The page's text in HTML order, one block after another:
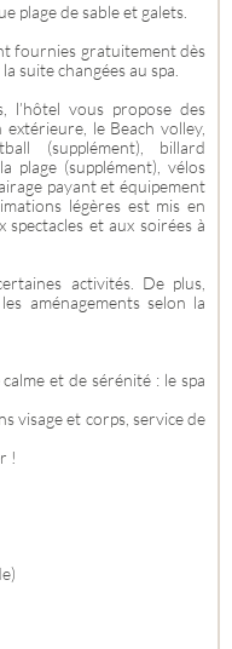
plage de sable et galets.
fournies gratuitement dès
suite changées au spa.
l’hôtel vous propose des
le Beach volley,
(supplément), billard
plage (supplément), vélos
payant et équipement
légères est mis en
et aux soirées à
activités. De plus,
aménagements selon la
et de sérénité : le spa
visage et corps, service de
!